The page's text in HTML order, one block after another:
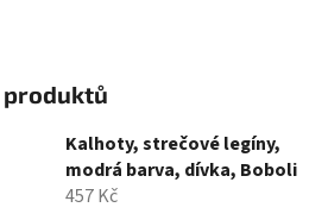
produktů
Kalhoty, strečové legíny,
modrá barva, dívka, Boboli
457 Kč